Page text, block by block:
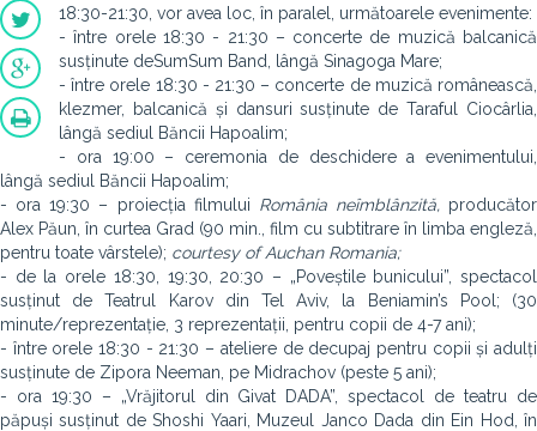
18:30-21:30, vor avea loc, în paralel, următoarele evenimente:
- între orele 18:30 - 21:30 – concerte de muzică balcanică
susținute deSumSum Band, lângă Sinagoga Mare;
- între orele 18:30 - 21:30 – concerte de muzică românească,
klezmer, balcanică și dansuri susținute de Taraful Ciocârlia,
lângă sediul Băncii Hapoalim;
- ora 19:00 – ceremonia de deschidere a evenimentului,
lângă sediul Băncii Hapoalim;
- ora 19:30 – proiecția filmului România neîmblânzită,producător
Alex Păun, în curtea Grad (90 min., film cu subtitrare în limba engleză,
pentru toate vârstele); courtesy of Auchan Romania;
- de la orele 18:30, 19:30, 20:30 – „Poveștile bunicului”, spectacol
susținut de Teatrul Karov din Tel Aviv, la Beniamin’s Pool; (30
minute/reprezentație, 3 reprezentații, pentru copii de 4-7 ani);
- între orele 18:30 - 21:30 – ateliere de decupaj pentru copii și adulți
susținute de Zipora Neeman, pe Midrachov (peste 5 ani);
- ora 19:30 – „Vrăjitorul din Givat DADA”, spectacol de teatru de
păpuși susținut de Shoshi Yaari, Muzeul Janco Dada din Ein Hod, în